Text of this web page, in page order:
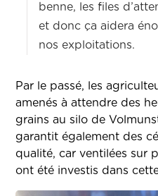
benne, les files
et donc ça aidera
nos exploitations.
Par le passé, les
amenés à attendre des
grains au silo de
garantit également des
qualité, car ventilées sur
ont été investis dans